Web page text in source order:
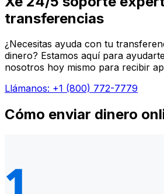
transferencias
¿Necesitas ayuda con tu
dinero? Estamos aquí para
nosotros hoy mismo para recibir
Llámanos: +1 (800) 772-7779
Cómo enviar dinero